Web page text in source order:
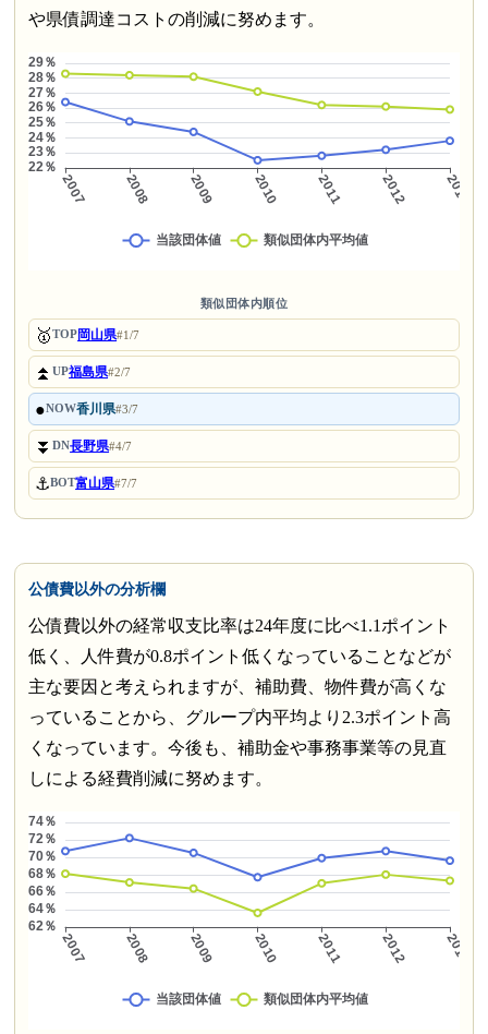
や県債調達コストの削減に努めます。
類似団体内順位
🥇TOP岡山県#1/7
⏫UP福島県#2/7
●NOW香川県#3/7
⏬DN長野県#4/7
⚓BOT富山県#7/7
公債費以外の分析欄
公債費以外の経常収支比率は24年度に比べ1.1ポイント
低く、人件費が0.8ポイント低くなっていることなどが
主な要因と考えられますが、補助費、物件費が高くな
っていることから、グループ内平均より2.3ポイント高
くなっています。今後も、補助金や事務事業等の見直
しによる経費削減に努めます。